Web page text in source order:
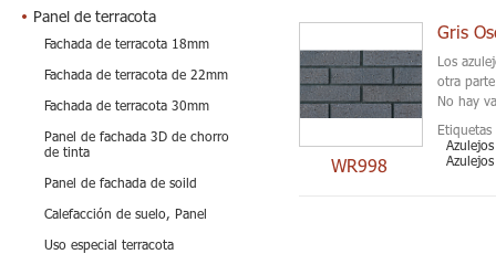
Panel de terracota
Fachada de terracota 18mm
Fachada de terracota de 22mm
Fachada de terracota 30mm
Panel de fachada 3D de chorro
de tinta
Panel de fachada de soild
Calefacción de suelo, Panel
Uso especial terracota
WR998
Gris
Los
otra
No hay